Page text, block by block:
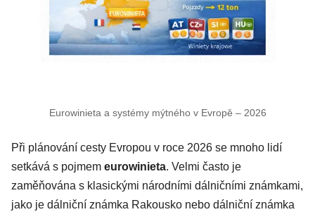
Eurowinieta a systémy mýtného v Evropě – 2026
Při plánování cesty Evropou v roce 2026 se mnoho lidí
setkává s pojmem eurowinieta. Velmi často je
zaměňována s klasickými národními dálničními známkami,
jako je dálniční známka Rakousko nebo dálniční známka